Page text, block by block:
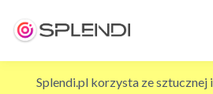
Splendi.pl korzysta ze sztucznej